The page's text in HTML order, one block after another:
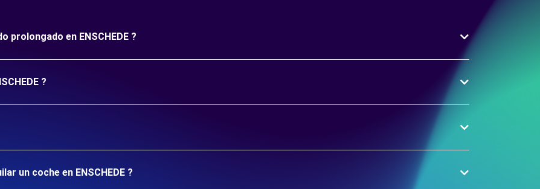
prolongado en ENSCHEDE ?
?
un coche en ENSCHEDE ?